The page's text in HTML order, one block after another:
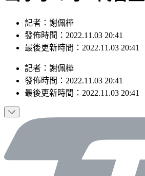
記者：謝佩樺
發佈時間：2022.11.03 20:41
最後更新時間：2022.11.03 20:41
記者 ： 謝佩樺
發佈時間： 2022.11.03 20:41
最後更新時間： 2022.11.03 20:41